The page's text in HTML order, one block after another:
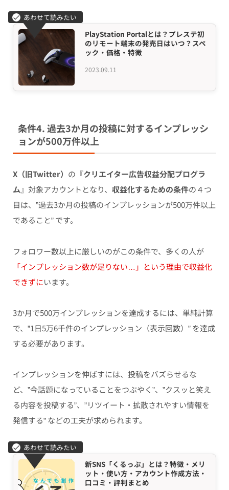
2023.09.11
PlayStation Portalとは？プレステ初
のリモート端末の発売日はいつ？スペ
ック・価格・特徴
条件4. 過去3か月の投稿に対するインプレッシ
ョンが500万件以上
X（旧Twitter） の『クリエイター広告収益分配プログラ
ム』対象アカウントとなり、 収益化するための条件の４つ
目は、”過去3か月の投稿のインプレッションが500万件以上
であること” です。
フォロワー数以上に厳しいのがこの条件で、多くの人が
「インプレッション数が足りない…」という理由で収益化
できずにいます。
3か月で500万インプレッションを達成するには、単純計算
で、”1日5万6千件のインプレッション（表示回数）” を達成
する必要があります。
インプレッションを伸ばすには、投稿をバズらせるな
ど、”今話題になっていることをつぶやく”、”クスッと笑え
る内容を投稿する”、”リツイート・拡散されやすい情報を
発信する” などの工夫が求められます。
新SNS「くるっぷ」とは？特徴・メリ
ット・使い方・アカウント作成方法・
口コミ・評判まとめ